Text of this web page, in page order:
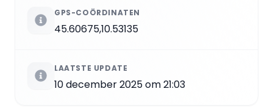
GPS-COÖRDINATEN
45.60675,10.53135
LAATSTE UPDATE
10 december 2025 om 21:03